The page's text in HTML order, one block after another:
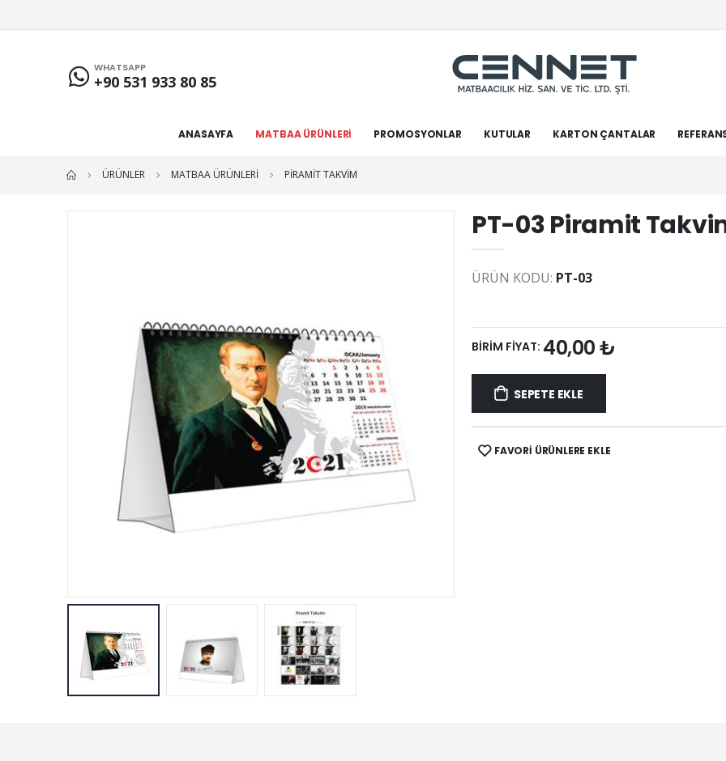
WHATSAPP
+90 531 933 80 85
ANASAYFA MATBAA ÜRÜNLERİ PROMOSYONLAR KUTULAR KARTON ÇANTALAR
ÜRÜNLER MATBAA ÜRÜNLERİ PIRAMIT TAKVIM
PT-03 Piramit
ÜRÜN KODU: PT-03
BİRİM FİYAT: 40,00 ₺
SEPETE EKLE
FAVORİ ÜRÜNLERE EKLE